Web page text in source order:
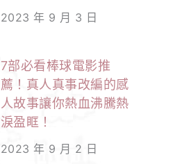
2023 年 9 月 3 日
7部必看棒球電影推
薦！真人真事改編的感
人故事讓你熱血沸騰熱
淚盈眶！
2023 年 9 月 2 日